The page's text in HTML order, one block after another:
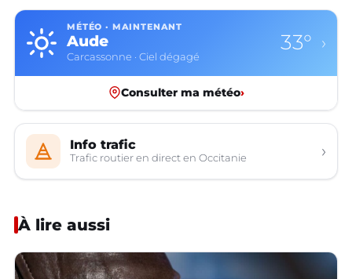
MÉTÉO · MAINTENANT
Aude
Carcassonne · Ciel dégagé
33° ›
Consulter ma météo›
Info trafic
Trafic routier en direct en Occitanie ›
À lire aussi